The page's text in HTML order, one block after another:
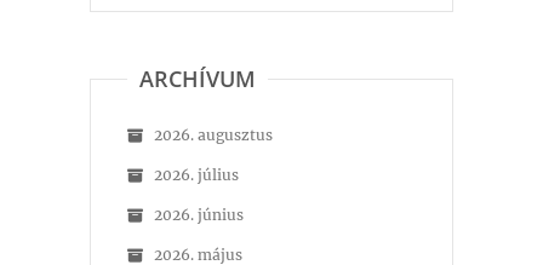
ARCHÍVUM
2026. augusztus
2026. július
2026. június
2026. május